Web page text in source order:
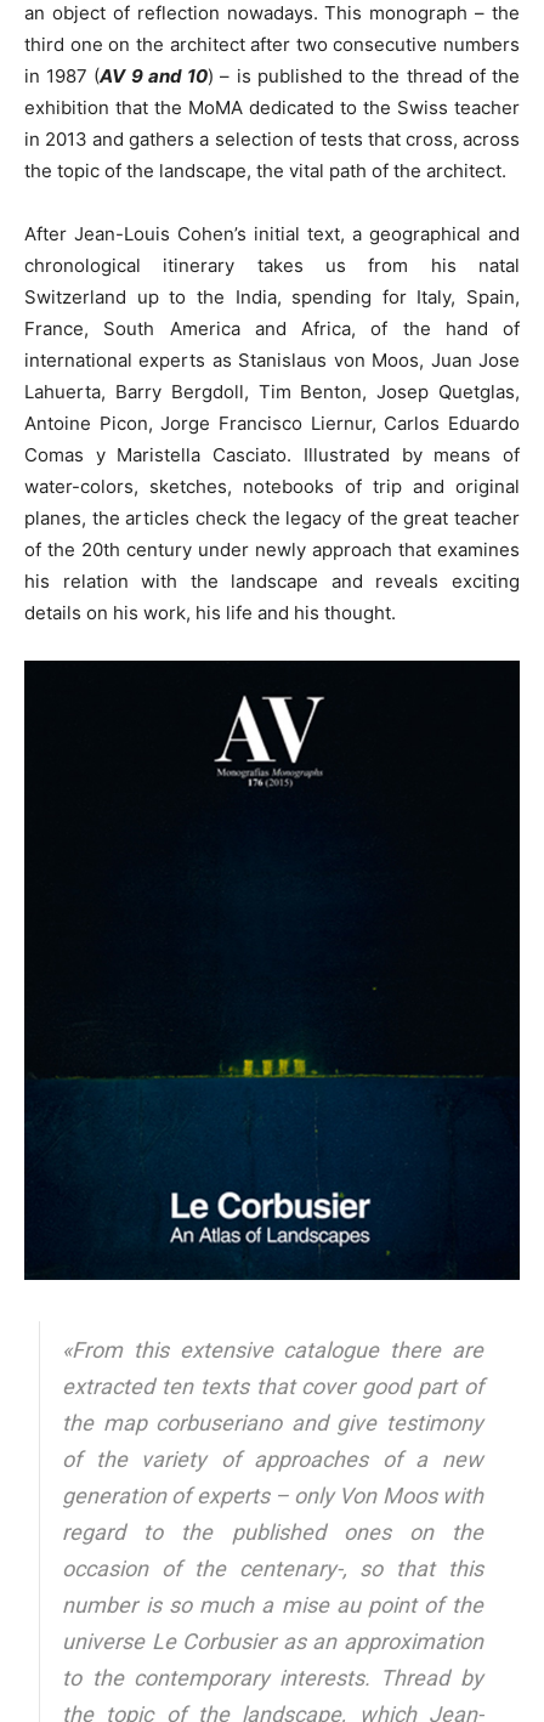
an object of reflection nowadays. This monograph – the
third one on the architect after two consecutive numbers
in 1987 (AV 9 and 10) – is published to the thread of the
exhibition that the MoMA dedicated to the Swiss teacher
in 2013 and gathers a selection of tests that cross, across
the topic of the landscape, the vital path of the architect.
After Jean-Louis Cohen’s initial text, a geographical and
chronological itinerary takes us from his natal
Switzerland up to the India, spending for Italy, Spain,
France, South America and Africa, of the hand of
international experts as Stanislaus von Moos, Juan Jose
Lahuerta, Barry Bergdoll, Tim Benton, Josep Quetglas,
Antoine Picon, Jorge Francisco Liernur, Carlos Eduardo
Comas y Maristella Casciato. Illustrated by means of
water-colors, sketches, notebooks of trip and original
planes, the articles check the legacy of the great teacher
of the 20th century under newly approach that examines
his relation with the landscape and reveals exciting
details on his work, his life and his thought.
«From this extensive catalogue there are
extracted ten texts that cover good part of
the map corbuseriano and give testimony
of the variety of approaches of a new
generation of experts – only Von Moos with
regard to the published ones on the
occasion of the centenary-, so that this
number is so much a mise au pointof the
universe Le Corbusier as an approximation
to the contemporary interests. Thread by
the topic of the landscape, which Jean-